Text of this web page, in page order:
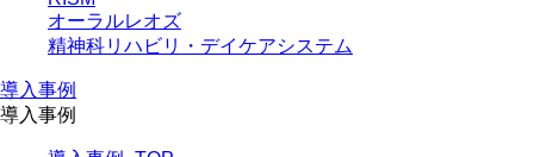
オーラルレオズ
精神科リハビリ・デイケアシステム
導入事例
導入事例